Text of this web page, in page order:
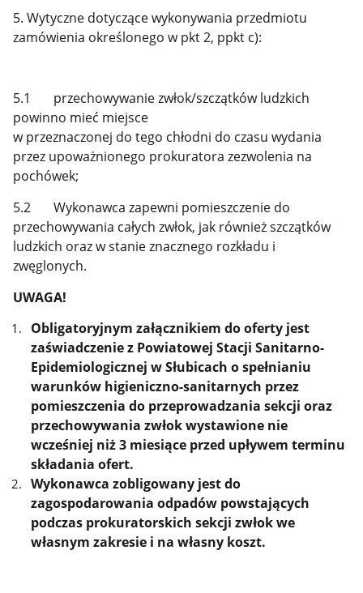
5. Wytyczne dotyczące wykonywania przedmiotu
zamówienia określonego w pkt 2, ppkt c):
5.1 przechowywanie zwłok/szczątków ludzkich
powinno mieć miejsce
w przeznaczonej do tego chłodni do czasu wydania
przez upoważnionego prokuratora zezwolenia na
pochówek;
5.2 Wykonawca zapewni pomieszczenie do
przechowywania całych zwłok, jak również szczątków
ludzkich oraz w stanie znacznego rozkładu i
zwęglonych.
UWAGA!
Obligatoryjnym załącznikiem do oferty jest
zaświadczenie z Powiatowej Stacji Sanitarno-
Epidemiologicznej w Słubicach o spełnianiu
warunków higieniczno-sanitarnych przez
pomieszczenia do przeprowadzania sekcji oraz
przechowywania zwłok wystawione nie
wcześniej niż 3 miesiące przed upływem terminu
składania ofert.
Wykonawca zobligowany jest do
zagospodarowania odpadów powstających
podczas prokuratorskich sekcji zwłok we
własnym zakresie i na własny koszt.